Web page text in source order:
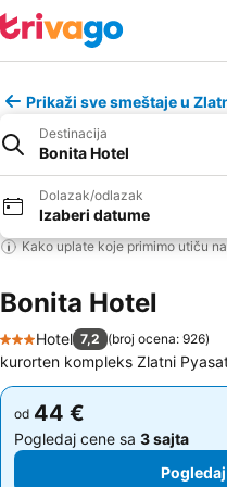
Prikaži sve smeštaje u
Destinacija
Bonita Hotel
Dolazak/odlazak
Izaberi datume
Kako uplate koje primimo utiču
Bonita Hotel
3 Zvezdice
Hotel 7,2 (broj ocena: 926)
kurorten kompleks Zlatni
od 44 €
Pogledaj cene sa 3 sajta
od 44 €
Pogledaj cene sa 3 sajta